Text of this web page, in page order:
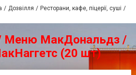
Дозвілля
Ресторани, кафе, піцерії, суші
Меню МакДональдз /
(20 шт)